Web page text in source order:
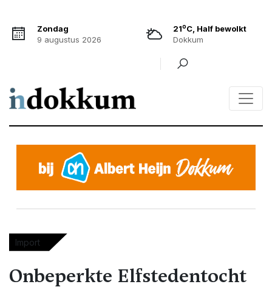
Zondag
9 augustus 2026
21oC, Half bewolkt
Dokkum
Import
Onbeperkte Elfstedentocht